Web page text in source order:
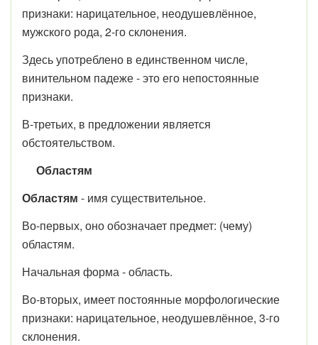
признаки: нарицательное, неодушевлённое,
мужского рода, 2-го склонения.
Здесь употреблено в единственном числе,
винительном падеже - это его непостоянные
признаки.
В-третьих, в предложении является
обстоятельством.
Областям
Областям - имя существительное.
Во-первых, оно обозначает предмет: (чему)
областям.
Начальная форма - область.
Во-вторых, имеет постоянные морфологические
признаки: нарицательное, неодушевлённое, 3-го
склонения.